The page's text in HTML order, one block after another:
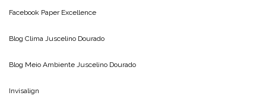
Facebook Paper Excellence
Blog Clima Juscelino Dourado
Blog Meio Ambiente Juscelino Dourado
Invisalign